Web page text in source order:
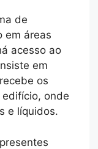
de
em áreas
acesso ao
em
os
onde
e líquidos.